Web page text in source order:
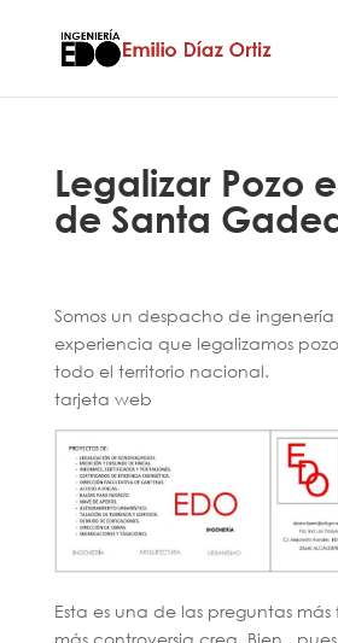
Legalizar Pozo
de Santa
Somos un despacho de
experiencia que legalizamos
todo el territorio nacional.
tarjeta web
Esta es una de las preguntas